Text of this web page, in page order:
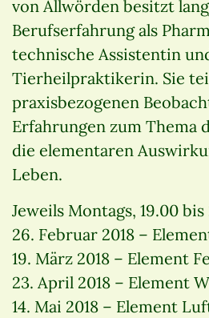
von Allwörden besitzt
Berufserfahrung als
technische Assistentin
Tierheilpraktikerin. Sie
praxisbezogenen
Erfahrungen zum Thema
die elementaren
Leben.
Jeweils Montags, 19.00
26. Februar 2018 –
19. März 2018 – Element
23. April 2018 – Element
14. Mai 2018 – Element